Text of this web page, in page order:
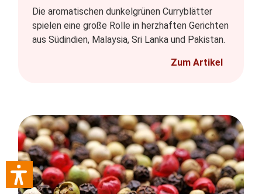
Die aromatischen dunkelgrünen Curryblätter
spielen eine große Rolle in herzhaften Gerichten
aus Südindien, Malaysia, Sri Lanka und Pakistan.
Zum Artikel